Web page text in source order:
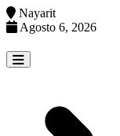
Nayarit
Agosto 6, 2026
to
content